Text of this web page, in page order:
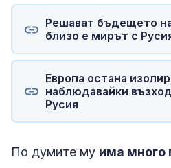
Решават бъдещето
близо е мирът с
Европа остана
наблюдавайки
Русия
По думите му има много